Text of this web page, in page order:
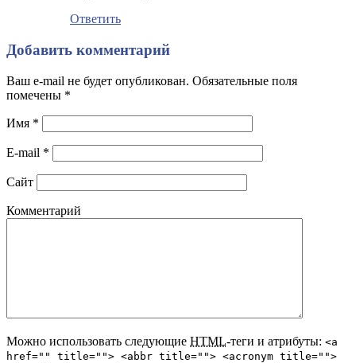
Ответить
Добавить комментарий
Ваш e-mail не будет опубликован. Обязательные поля
помечены *
Имя *
E-mail *
Сайт
Комментарий
Можно использовать следующие HTML-теги и атрибуты: <a
href="" title=""> <abbr title=""> <acronym title="">